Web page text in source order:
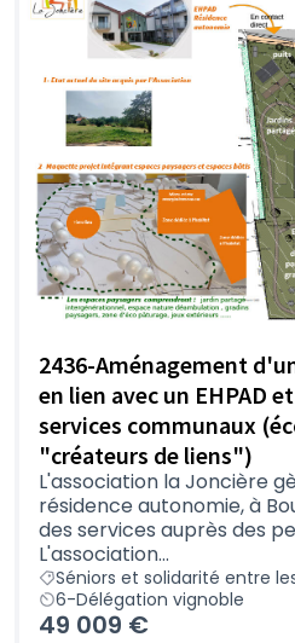
2436-Aménagement
en lien avec un EHPAD
services communaux
"créateurs de liens")
L'association la Joncière
résidence autonomie, à
des services auprès des
L'association...
Séniors et solidarité entre
6-Délégation vignoble
49 009 €